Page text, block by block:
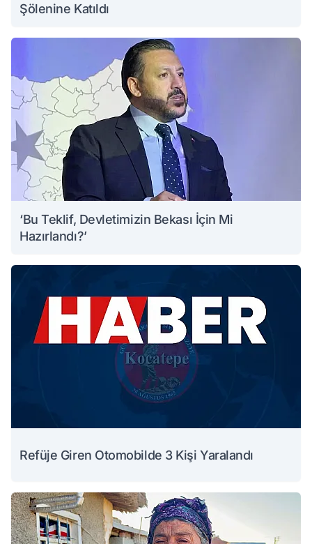
Şölenine Katıldı
‘Bu Teklif, Devletimizin Bekası İçin Mi
Hazırlandı?’
Refüje Giren Otomobilde 3 Kişi Yaralandı